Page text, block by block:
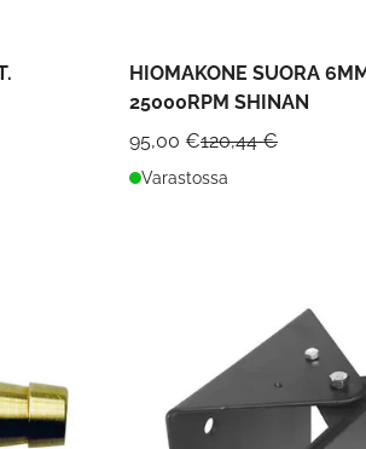
HIOMAKONE SUORA
25000RPM SHINAN
95,00 €120,44 €
Varastossa